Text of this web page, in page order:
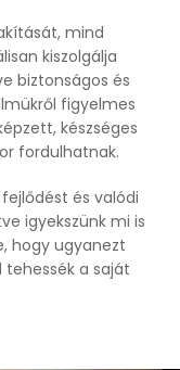
mind
kiszolgálja
biztonságos és
figyelmes
készséges
fordulhatnak.
és valódi
igyekszünk mi is
hogy ugyanezt
tehessék a saját